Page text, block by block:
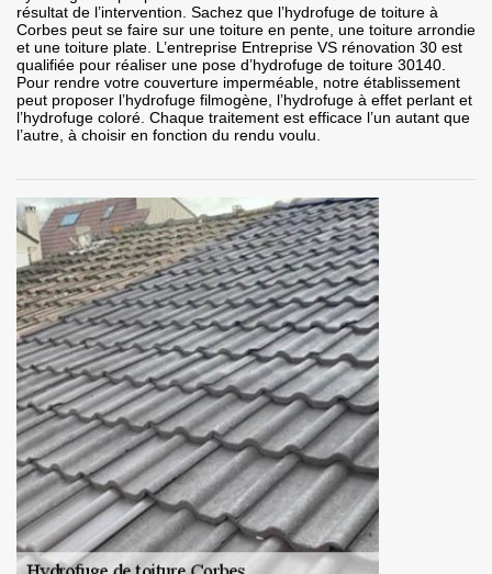
résultat de l’intervention. Sachez que l’hydrofuge de toiture à
Corbes peut se faire sur une toiture en pente, une toiture arrondie
et une toiture plate. L’entreprise Entreprise VS rénovation 30 est
qualifiée pour réaliser une pose d’hydrofuge de toiture 30140.
Pour rendre votre couverture imperméable, notre établissement
peut proposer l’hydrofuge filmogène, l’hydrofuge à effet perlant et
l’hydrofuge coloré. Chaque traitement est efficace l’un autant que
l’autre, à choisir en fonction du rendu voulu.